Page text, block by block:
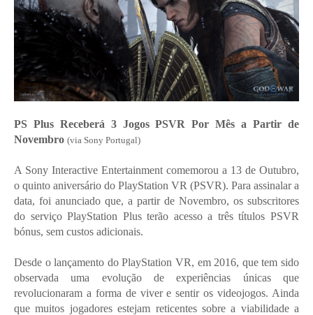
PS Plus Receberá 3 Jogos PSVR Por Mês a Partir de
Novembro (via Sony Portugal)
A Sony Interactive Entertainment comemorou a 13 de Outubro,
o quinto aniversário do PlayStation VR (PSVR). Para assinalar a
data, foi anunciado que, a partir de Novembro, os subscritores
do serviço PlayStation Plus terão acesso a três títulos PSVR
bónus, sem custos adicionais.
Desde o lançamento do PlayStation VR, em 2016, que tem sido
observada uma evolução de experiências únicas que
revolucionaram a forma de viver e sentir os videojogos. Ainda
que muitos jogadores estejam reticentes sobre a viabilidade a